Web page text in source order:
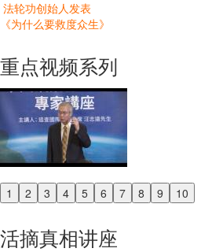
法轮功创始人发表
《为什么要救度众生》
重点视频系列
1 2 3 4 5 6 7 8 9 10
Previous
活摘真相讲座